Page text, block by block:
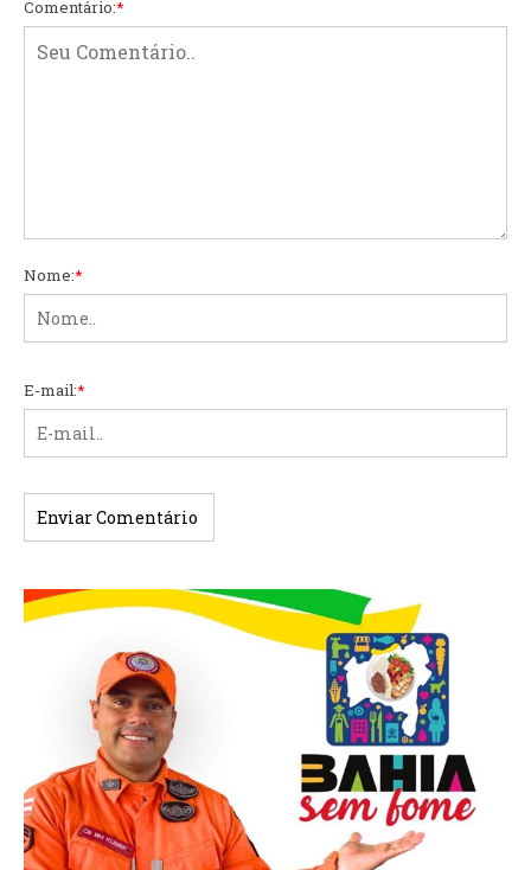
Comentário:*
Nome:*
E-mail:*